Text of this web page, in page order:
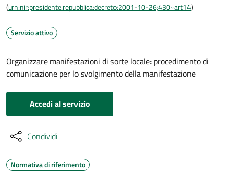
(urn:nir:presidente.repubblica:decreto:2001-10-26;430~art14)
Servizio attivo
Organizzare manifestazioni di sorte locale: procedimento di
comunicazione per lo svolgimento della manifestazione
Accedi al servizio
Condividi
Normativa di riferimento